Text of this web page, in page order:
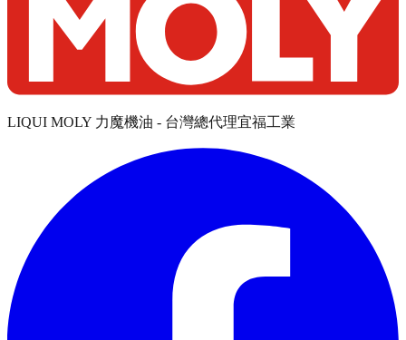
LIQUI MOLY 力魔機油 - 台灣總代理宜福工業